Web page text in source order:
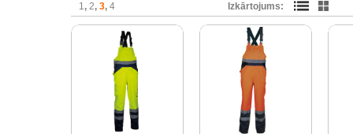
1 2 3 4 Izkārtojums: